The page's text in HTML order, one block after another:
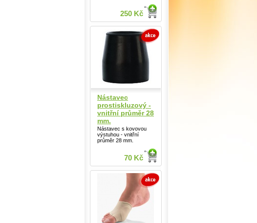
250 Kč
Nástavec
prostiskluzový -
vnitřní průměr 28
mm.
Nástavec s kovovou
výstuhou - vnitřní
průměr 28 mm.
70 Kč